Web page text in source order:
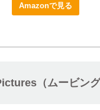
Amazonで見る
（ムービン